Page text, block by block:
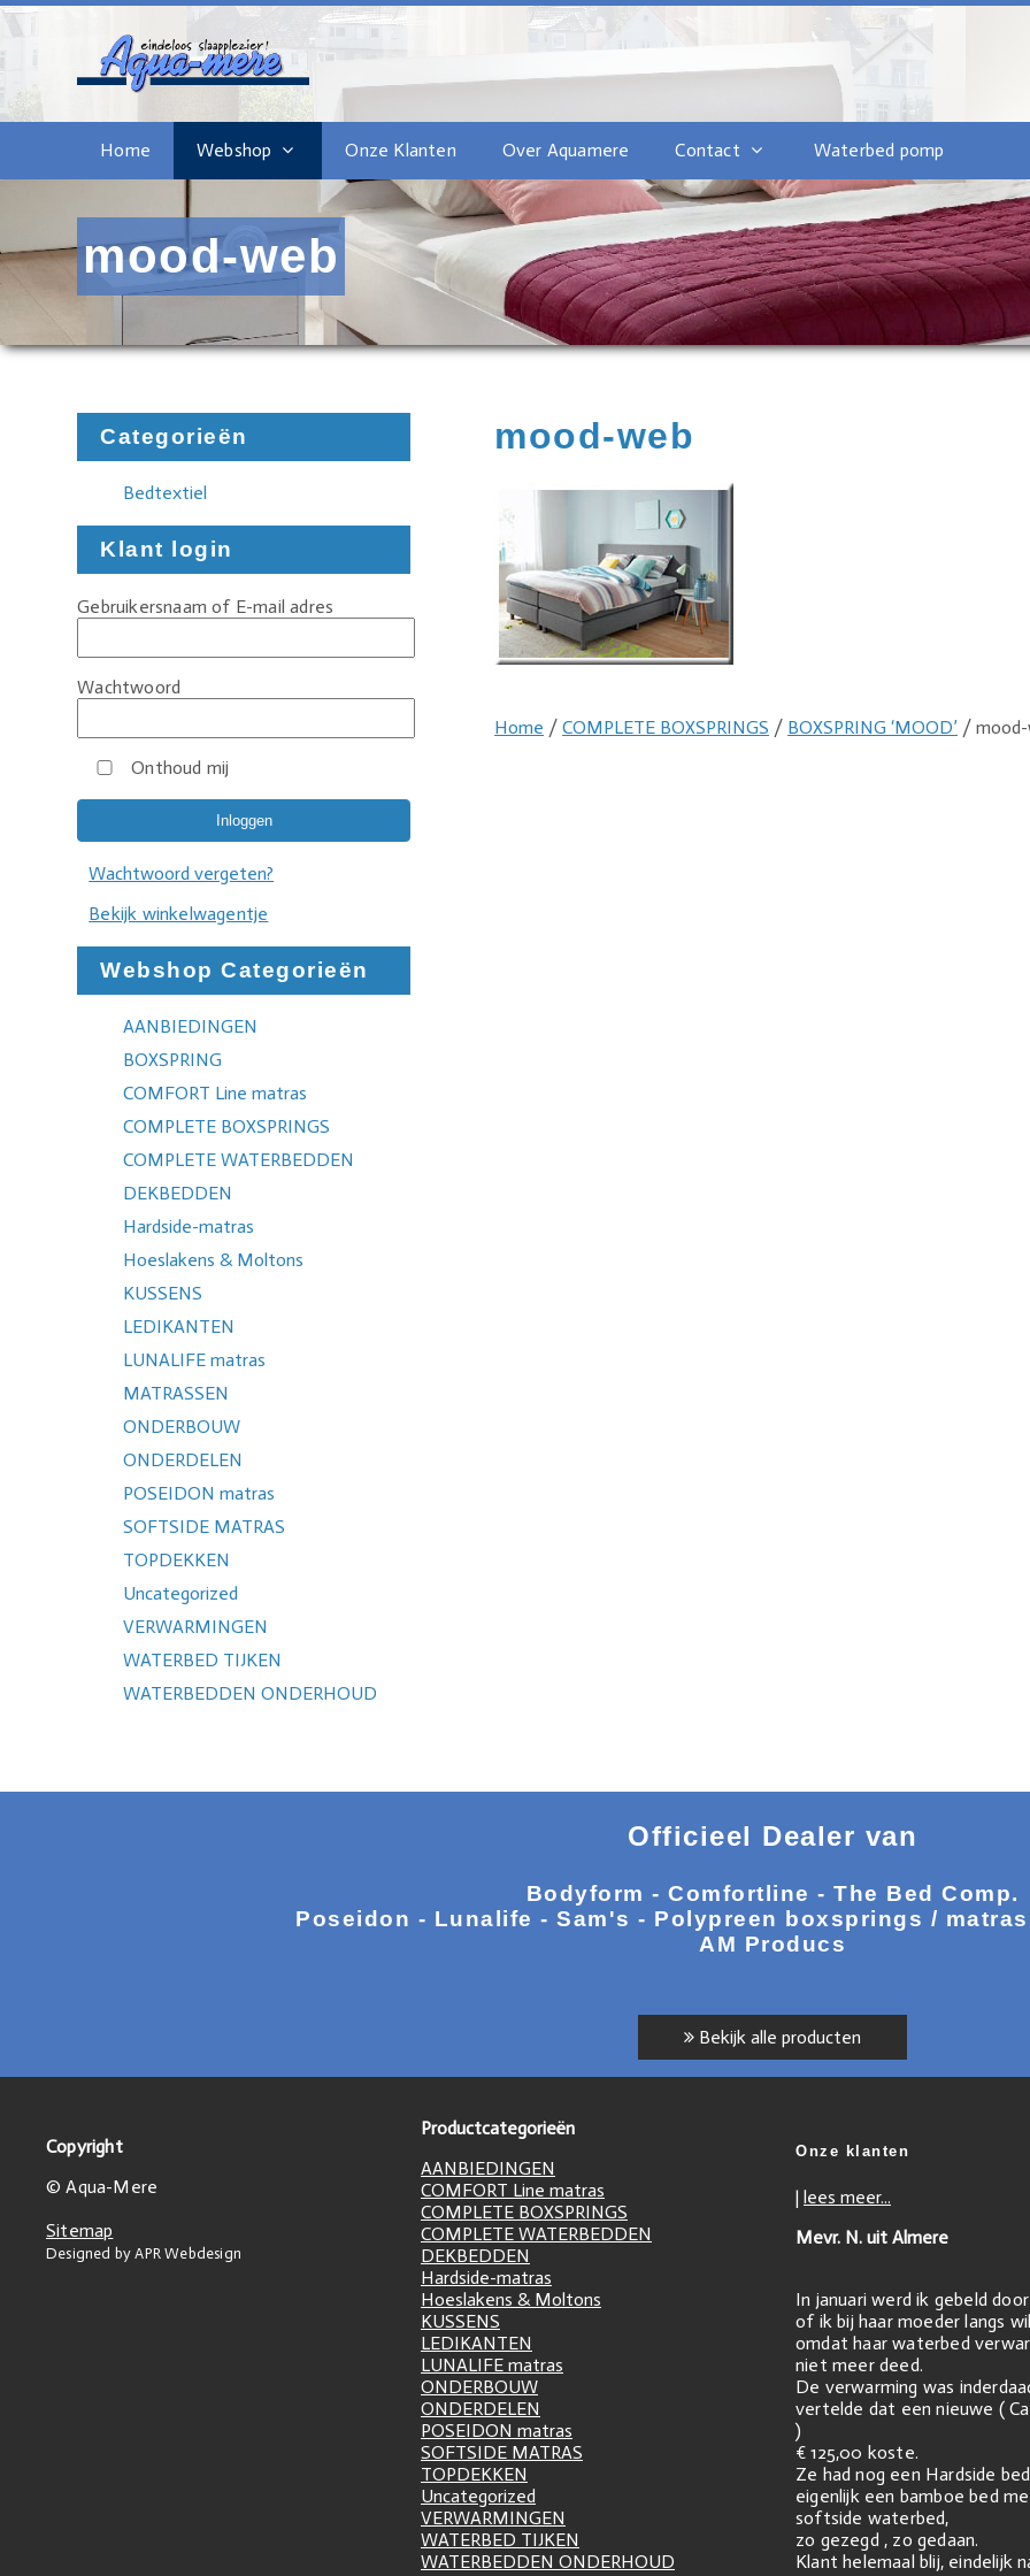
Home Webshop Onze Klanten Over Aquamere Contact Waterbed pomp
mood-web
Categorieën
Bedtextiel
Klant login
Gebruikersnaam of E-mail adres
Wachtwoord
Onthoud mij
Wachtwoord vergeten?
Bekijk winkelwagentje
Webshop Categorieën
AANBIEDINGEN
BOXSPRING
COMFORT Line matras
COMPLETE BOXSPRINGS
COMPLETE WATERBEDDEN
DEKBEDDEN
Hardside-matras
Hoeslakens & Moltons
KUSSENS
LEDIKANTEN
LUNALIFE matras
MATRASSEN
ONDERBOUW
ONDERDELEN
POSEIDON matras
SOFTSIDE MATRAS
TOPDEKKEN
Uncategorized
VERWARMINGEN
WATERBED TIJKEN
WATERBEDDEN ONDERHOUD
mood-web
Home /COMPLETE BOXSPRINGS / BOXSPRING ‘MOOD’ /
Officieel Dealer van
Bodyform - Comfortline - The Bed Comp.
Poseidon - Lunalife - Sam's - Polypreen boxsprings /
AM Producs
Bekijk alle producten
Copyright
© Aqua-Mere
Sitemap
Designed by APR Webdesign
Productcategorieën
AANBIEDINGEN
COMFORT Line matras
COMPLETE BOXSPRINGS
COMPLETE WATERBEDDEN
DEKBEDDEN
Hardside-matras
Hoeslakens & Moltons
KUSSENS
LEDIKANTEN
LUNALIFE matras
ONDERBOUW
ONDERDELEN
POSEIDON matras
SOFTSIDE MATRAS
TOPDEKKEN
Uncategorized
VERWARMINGEN
WATERBED TIJKEN
WATERBEDDEN ONDERHOUD
Onze klanten
| lees meer...
Mevr. N. uit Almere
In januari werd ik gebeld
of ik bij haar moeder langs
omdat haar waterbed
niet meer deed.
De verwarming was
vertelde dat een nieuwe (
)
€ 125,00 koste.
Ze had nog een Hardside
eigenlijk een bamboe bed
softside waterbed,
zo gezegd , zo gedaan.
Klant helemaal blij, eindelijk